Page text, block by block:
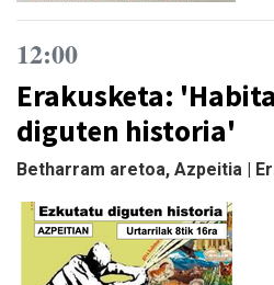
12:00
Erakusketa:
diguten historia'
Betharram aretoa, Azpeitia |